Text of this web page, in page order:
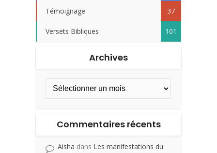
Témoignage 37
Versets Bibliques 101
Archives
Commentaires récents
Aisha dans Les manifestations du